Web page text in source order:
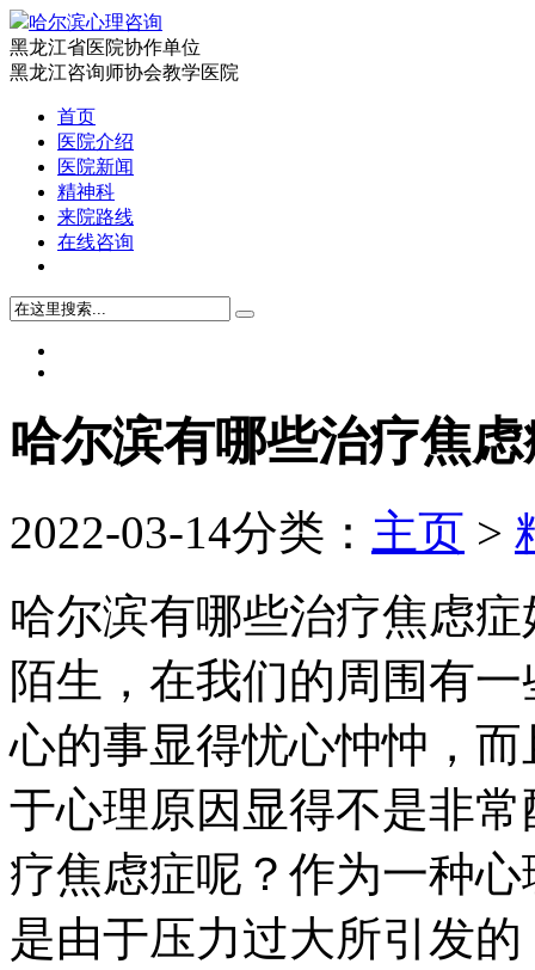
哈尔滨心理咨询
黑龙江省医院协作单位
黑龙江咨询师协会教学医院
首页
医院介绍
医院新闻
精神科
来院路线
在线咨询
哈尔滨有哪些治疗焦
2022-03-14分类： 主页 >
哈尔滨有哪些治疗焦虑
陌生，在我们的周围有
心的事显得忧心忡忡，
于心理原因显得不是非
疗焦虑症呢？作为一种
是由于压力过大所引发